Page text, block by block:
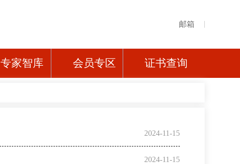
邮箱
专家智库 会员专区 证书查询
2024-11-15
2024-11-15